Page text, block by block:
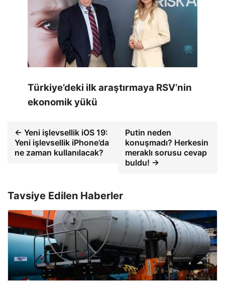
Türkiye’deki ilk araştırmaya RSV’nin
ekonomik yükü
← Yeni işlevsellik iOS 19:
Yeni işlevsellik iPhone’da
ne zaman kullanılacak?
Putin neden
konuşmadı? Herkesin
meraklı sorusu cevap
buldu! →
Tavsiye Edilen Haberler